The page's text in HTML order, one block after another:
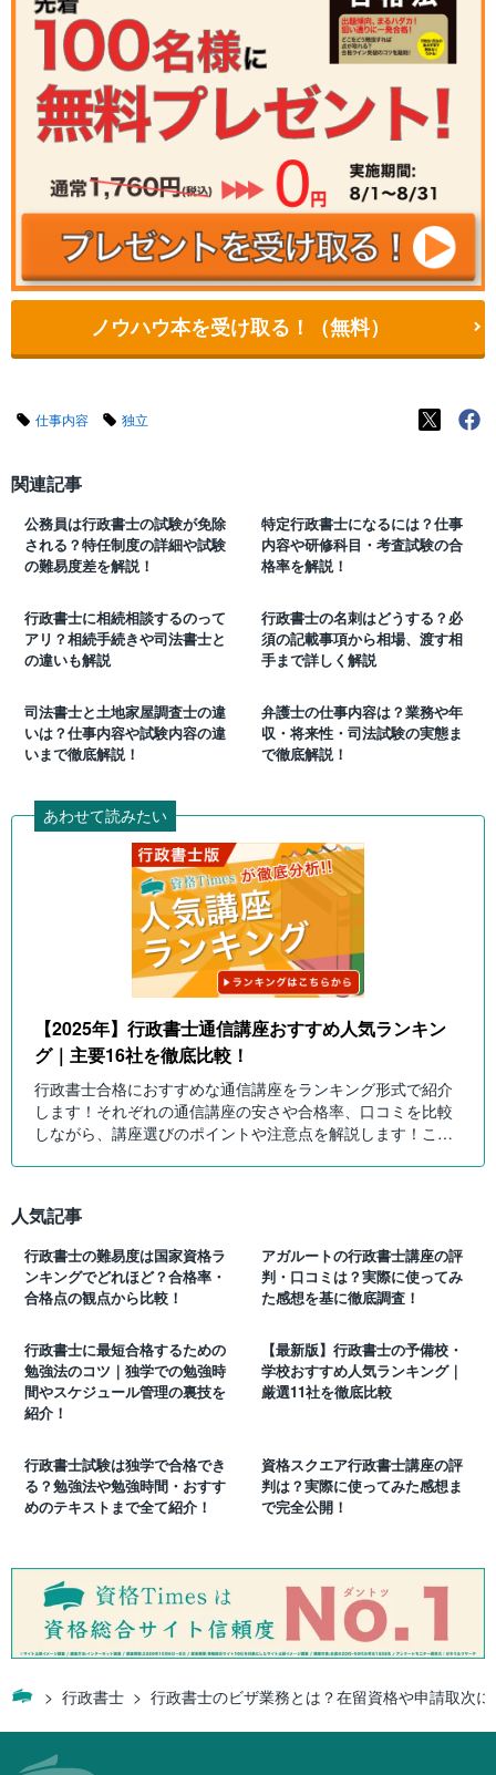
ノウハウ本を受け取る！（無料）
仕事内容 独立
関連記事
公務員は行政書士の試験が免除
される？特任制度の詳細や試験
の難易度差を解説！
特定行政書士になるには？仕事
内容や研修科目・考査試験の合
格率を解説！
行政書士に相続相談するのって
アリ？相続手続きや司法書士と
の違いも解説
行政書士の名刺はどうする？必
須の記載事項から相場、渡す相
手まで詳しく解説
司法書士と土地家屋調査士の違
いは？仕事内容や試験内容の違
いまで徹底解説！
弁護士の仕事内容は？業務や年
収・将来性・司法試験の実態ま
で徹底解説！
あわせて読みたい
【2025年】行政書士通信講座おすすめ人気ランキン
グ｜主要16社を徹底比較！
行政書士合格におすすめな通信講座をランキング形式で紹介
します！それぞれの通信講座の安さや合格率、口コミを比較
しながら、講座選びのポイントや注意点を解説します！これ
人気記事
行政書士の難易度は国家資格ラ
ンキングでどれほど？合格率・
合格点の観点から比較！
アガルートの行政書士講座の評
判・口コミは？実際に使ってみ
た感想を基に徹底調査！
行政書士に最短合格するための
勉強法のコツ｜独学での勉強時
間やスケジュール管理の裏技を
紹介！
【最新版】行政書士の予備校・
学校おすすめ人気ランキング｜
厳選11社を徹底比較
行政書士試験は独学で合格でき
る？勉強法や勉強時間・おすす
めのテキストまで全て紹介！
資格スクエア行政書士講座の評
判は？実際に使ってみた感想ま
で完全公開！
行政書士 行政書士のビザ業務とは？在留資格や申請取次